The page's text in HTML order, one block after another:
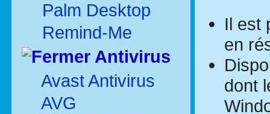
Palm Desktop
Remind-Me
Antivirus
Avast Antivirus
AVG
Il est
en
dont